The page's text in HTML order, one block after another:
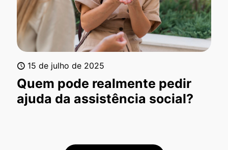
15 de julho de 2025
Quem pode realmente pedir
ajuda da assistência social?